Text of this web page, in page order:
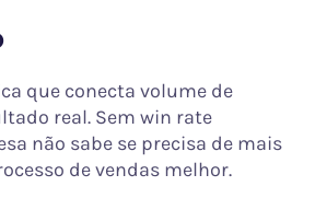
que conecta volume de
real. Sem win rate
não sabe se precisa de mais
de vendas melhor.